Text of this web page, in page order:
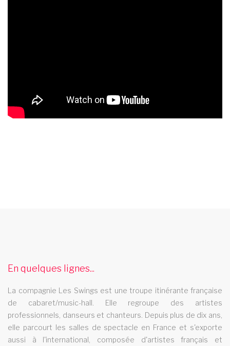
Le cabaret Les Swings se deplace dans le departement 48
spectacle music hall gironde 33
Les Swings vous propose un spectacle de music hall
professionnel et se deplace dans le departement gironde 33
cabaret haute corse
En quelques lignes...
La compagnie Les Swings est une troupe itinérante française
de cabaret/music-hall. Elle regroupe des artistes
professionnels, danseurs et chanteurs. Depuis plus de dix ans,
elle parcourt les salles de spectacle en France et s'exporte
aussi à l'international, composée d'artistes français et